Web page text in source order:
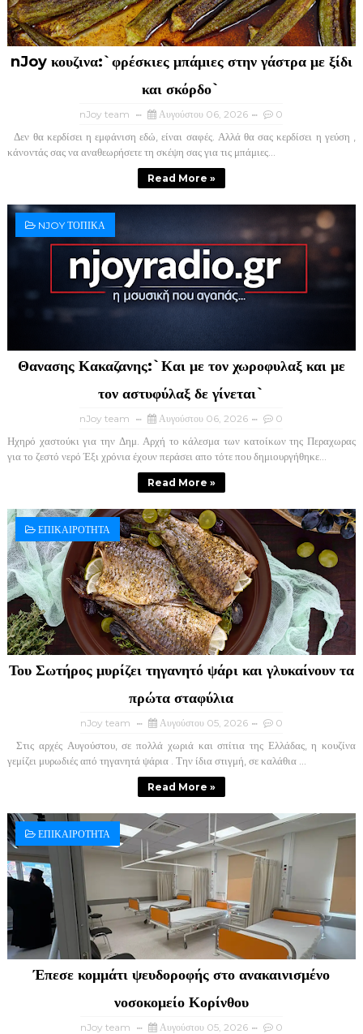
nJoy κουζινα:`φρέσκιες μπάμιες στην γάστρα με ξίδι
και σκόρδο`
nJoy team Αυγούστου 06, 2026 0
Δεν θα κερδίσει η εμφάνιση εδώ, είναι σαφές. Αλλά θα σας κερδίσει η γεύση ,
κάνοντάς σας να αναθεωρήσετε τη σκέψη σας για τις μπάμιες...
Read More »
NJOY ΤΟΠΙΚΑ
Θανασης Κακαζανης:`Και με τον χωροφυλαξ και με
τον αστυφύλαξ δε γίνεται`
nJoy team Αυγούστου 06, 2026 0
Ηχηρό χαστούκι για την Δημ. Αρχή το κάλεσμα των κατοίκων της Περαχωρας
για το ζεστό νερό Έξι χρόνια έχουν περάσει απο τότε που δημιουργήθηκε...
Read More »
ΕΠΙΚΑΙΡΟΤΗΤΑ
Του Σωτήρος μυρίζει τηγανητό ψάρι και γλυκαίνουν τα
πρώτα σταφύλια
nJoy team Αυγούστου 05, 2026 0
Στις αρχές Αυγούστου, σε πολλά χωριά και σπίτια της Ελλάδας, η κουζίνα
γεμίζει μυρωδιές από τηγανητά ψάρια . Την ίδια στιγμή, σε καλάθια ...
Read More »
ΕΠΙΚΑΙΡΟΤΗΤΑ
Έπεσε κομμάτι ψευδοροφής στο ανακαινισμένο
νοσοκομείο Κορίνθου
nJoy team Αυγούστου 05, 2026 0